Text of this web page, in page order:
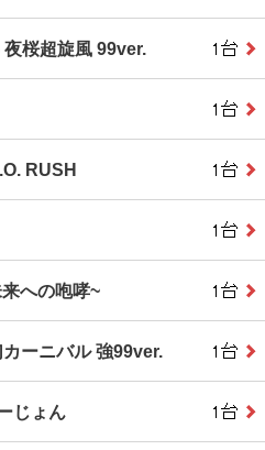
桜超旋風 99ver.
RUSH
への咆哮~
ーニバル 強99ver.
じょん